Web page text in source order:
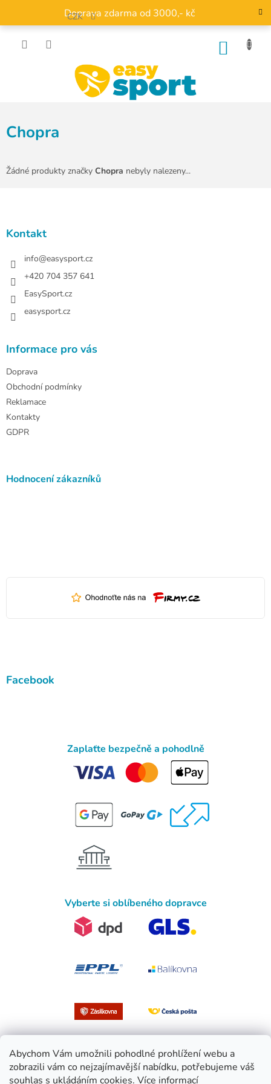
Abychom Vám umožnili pohodlné prohlížení webu a
zobrazili vám co nejzajímavější nabídku, potřebujeme váš
souhlas s ukládáním cookies. Více informací
obsah
Doprava zdarma od 3000,- kč
CZK
Chopra
Žádné produkty značky Chopra nebyly nalezeny...
Kontakt
info@easysport.cz
+420 704 357 641
EasySport.cz
easysport.cz
Informace pro vás
Doprava
Obchodní podmínky
Reklamace
Kontakty
GDPR
Hodnocení zákazníků
Facebook
Zaplaťte bezpečně a pohodlně
Vyberte si oblíbeného dopravce